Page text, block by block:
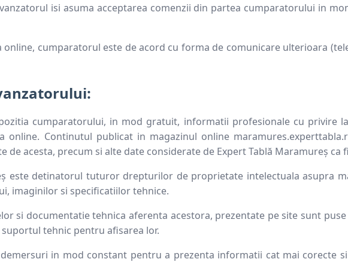
isi asuma acceptarea comenzii din partea cumparatorului in
online, cumparatorul este de acord cu forma de comunicare ulterioara
cumparatorului, in mod gratuit, informatii profesionale cu privire
online. Continutul publicat in magazinul online
de acesta, precum si alte date considerate de Expert Tablă Maramureș ca
este detinatorul tuturor drepturilor de proprietate intelectuala asupra
imaginilor si specificatiilor tehnice.
si documentatie tehnica aferenta acestora, prezentate pe site sunt
tehnic pentru afisarea lor.
in mod constant pentru a prezenta informatii cat mai corecte